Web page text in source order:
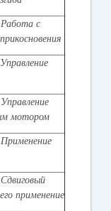
с
мотором
применение